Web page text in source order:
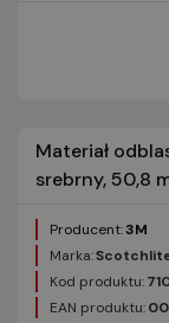
Materiał
srebrny, 50,8
Producent:3M
Marka:
Kod produktu:
EAN produktu: